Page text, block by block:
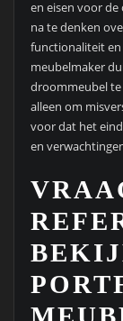
en eisen voor
na te denken
functionaliteit en
meubelmaker
droommeubel te
alleen om
voor dat het
en